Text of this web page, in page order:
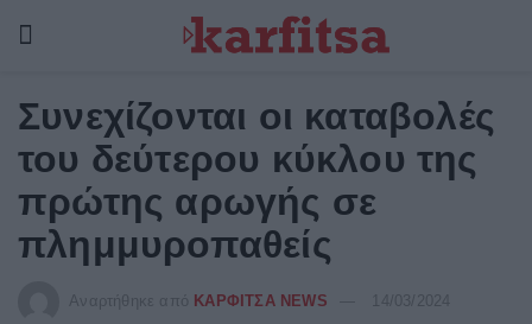
Συνεχίζονται οι καταβολές
του δεύτερου κύκλου της
πρώτης αρωγής σε
πλημμυροπαθείς
Αναρτήθηκε από ΚΑΡΦΙΤΣΑ NEWS
14/03/2024